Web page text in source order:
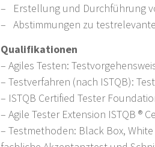
– Erstellung und Durchführung
– Abstimmungen zu
Qualifikationen
– Agiles Testen:
– Testverfahren (nach ISTQB):
– ISTQB Certified Tester
– Agile Tester Extension ISTQB ®
– Testmethoden: Black Box,